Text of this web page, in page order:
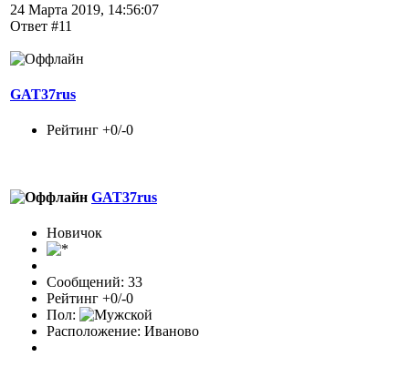
24 Марта 2019, 14:56:07
Ответ #11
GAT37rus
Рейтинг +0/-0
GAT37rus
Новичок
Сообщений: 33
Рейтинг +0/-0
Пол:
Расположение: Иваново